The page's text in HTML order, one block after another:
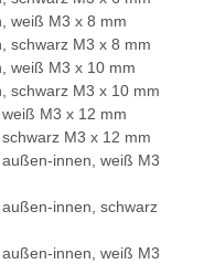
weiß M3 x 8 mm
schwarz M3 x 8 mm
weiß M3 x 10 mm
schwarz M3 x 10 mm
M3 x 12 mm
M3 x 12 mm
innen, weiß M3
innen, schwarz
innen, weiß M3